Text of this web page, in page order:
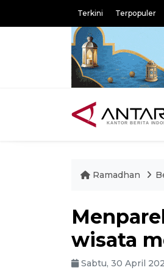
Terkini Terpopuler
Ramadhan
wisata
Sabtu, 30 April